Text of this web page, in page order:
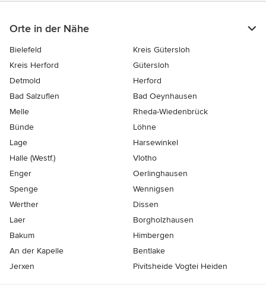
Orte in der Nähe
Bielefeld
Kreis Gütersloh
Kreis Herford
Gütersloh
Detmold
Herford
Bad Salzuflen
Bad Oeynhausen
Melle
Rheda-Wiedenbrück
Bünde
Löhne
Lage
Harsewinkel
Halle (Westf.)
Vlotho
Enger
Oerlinghausen
Spenge
Wennigsen
Werther
Dissen
Laer
Borgholzhausen
Bakum
Himbergen
An der Kapelle
Bentlake
Jerxen
Pivitsheide Vogtei Heiden